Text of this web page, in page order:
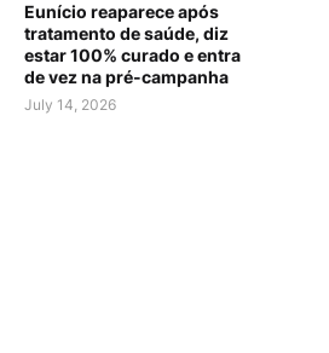
Eunício reaparece após
tratamento de saúde, diz
estar 100% curado e entra
de vez na pré-campanha
July 14, 2026